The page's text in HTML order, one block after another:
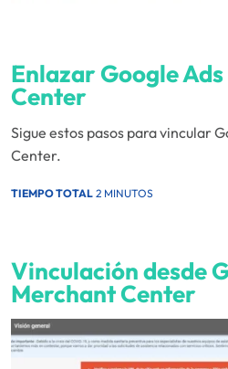
Enlazar Google
Center
Sigue estos pasos para vincular
Center.
TIEMPO TOTAL 2 MINUTOS
Vinculación desde
Merchant Center